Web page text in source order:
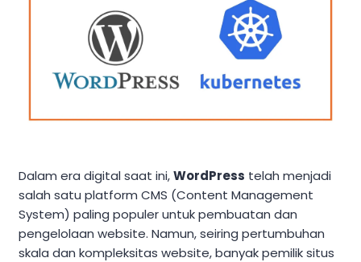
Dalam era digital saat ini,WordPress telah menjadi
salah satu platform CMS (Content Management
System) paling populer untuk pembuatan dan
pengelolaan website. Namun, seiring pertumbuhan
skala dan kompleksitas website, banyak pemilik situs